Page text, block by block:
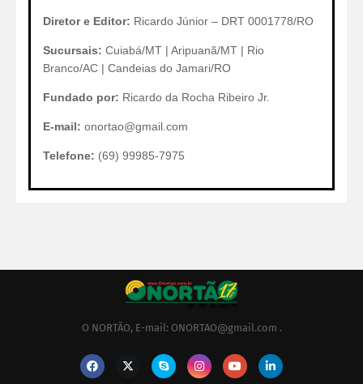
Diretor e Editor: Ricardo Júnior – DRT 0001778/RO
Sucursais: Cuiabá/MT | Aripuanã/MT | Rio
Branco/AC | Candeias do Jamari/RO
Fundado por: Ricardo da Rocha Ribeiro Jr.
E-mail: onortao@gmail.com
Telefone: (69) 99985-7975
O NORTÃO, E-mail: ONORTAO@gmail.com .